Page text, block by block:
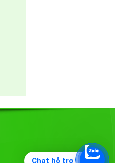
Chat hỗ trợ